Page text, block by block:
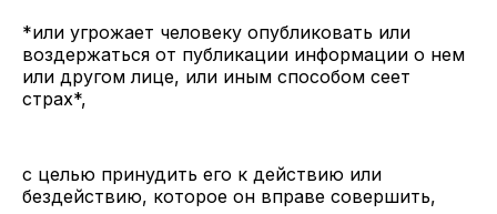
*или угрожает человеку опубликовать или
воздержаться от публикации информации о нем
или другом лице, или иным способом сеет
страх*,
с целью принудить его к действию или
бездействию, которое он вправе совершить,